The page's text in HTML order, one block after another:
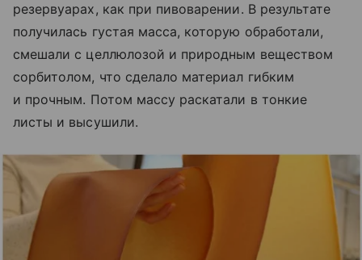
резервуарах, как при пивоварении. В результате
получилась густая масса, которую обработали,
смешали с целлюлозой и природным веществом
сорбитолом, что сделало материал гибким
и прочным. Потом массу раскатали в тонкие
листы и высушили.